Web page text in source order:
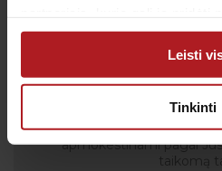
arba naudojant paslaugas
Leisti
Tinkinti
Tel.: (iš užsienio)00-
Skambučiai į klientų
apmokestinami pagal
taikomą